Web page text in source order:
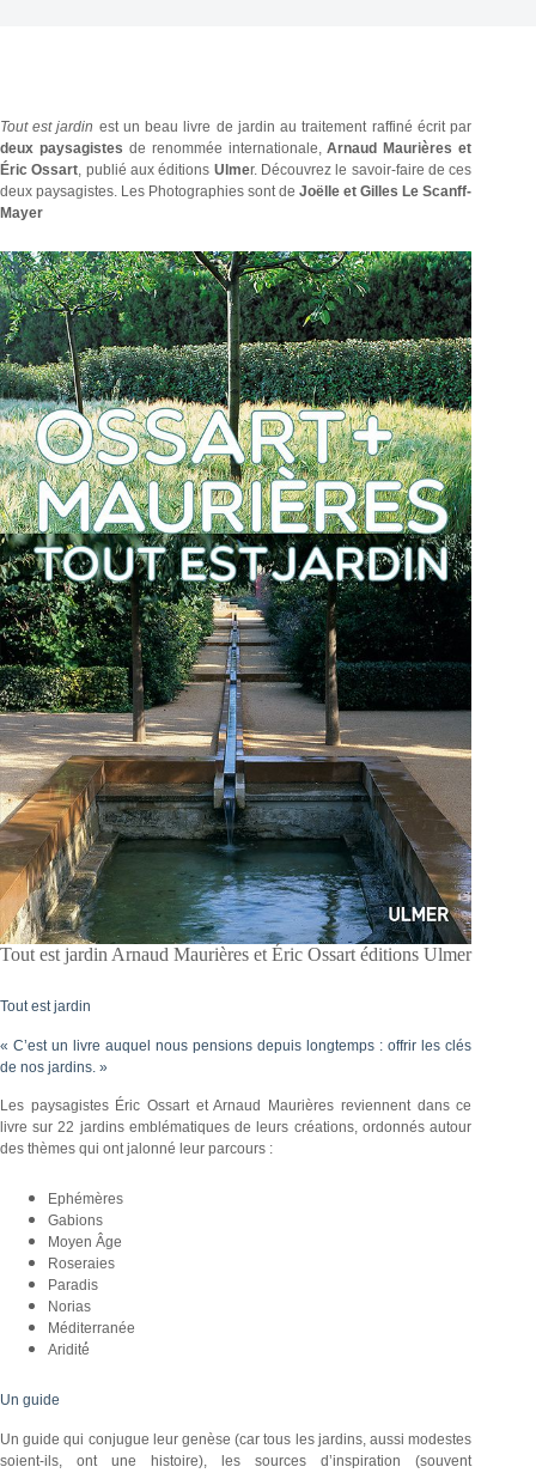
Tout est jardin est un beau livre de jardin au traitement raffiné écrit par
deux paysagistes de renommée internationale,Arnaud Maurièreset
Éric Ossart, publié aux éditions Ulmer. Découvrez le savoir-faire de ces
deux paysagistes. Les Photographies sont deJoëlle et Gilles Le Scanff-
Mayer
Tout est jardin Arnaud Maurières et Éric Ossart éditions Ulmer
Tout est jardin
« C’est un livre auquel nous pensions depuis longtemps : offrir les clés
de nos jardins. »
Les paysagistes Éric Ossart et Arnaud Maurières reviennent dans ce
livre sur 22 jardins emblématiques de leurs créations, ordonnés autour
des thèmes qui ont jalonné leur parcours :
Ephémères
Gabions
Moyen Âge
Roseraies
Paradis
Norias
Méditerranée
Aridité́
Un guide
Un guide qui conjugue leur genèse (car tous les jardins, aussi modestes
soient-ils, ont une histoire), les sources d’inspiration (souvent